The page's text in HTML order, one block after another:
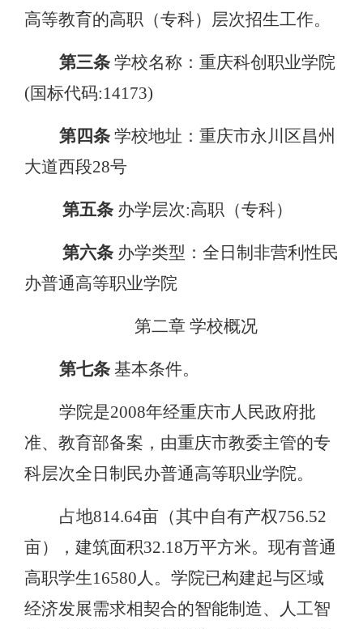
高等教育的高职（专科）层次招生工作。
第三条 学校名称：重庆科创职业学院
(国标代码:14173)
第四条 学校地址：重庆市永川区昌州
大道西段28号
第五条 办学层次:高职（专科）
第六条 办学类型：全日制非营利性民
办普通高等职业学院
第二章 学校概况
第七条 基本条件。
学院是2008年经重庆市人民政府批
准、教育部备案，由重庆市教委主管的专
科层次全日制民办普通高等职业学院。
占地814.64亩（其中自有产权756.52
亩），建筑面积32.18万平方米。现有普通
高职学生16580人。学院已构建起与区域
经济发展需求相契合的智能制造、人工智